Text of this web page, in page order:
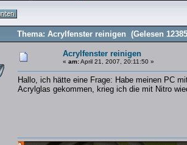
Thema: Acrylfenster reinigen (Gelesen
Acrylfenster reinigen
« am:April 21, 2007, 20:11:50 »
Hallo, ich hätte eine Frage: Habe meinen PC
Acrylglas gekommen, krieg ich die mit Nitro